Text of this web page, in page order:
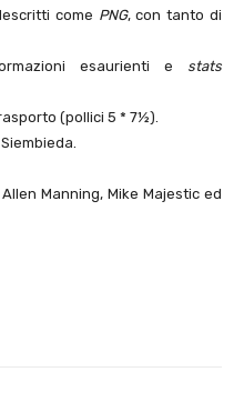
come PNG, con tanto di
esaurienti e stats
(pollici 5 * 7½).
Manning, Mike Majestic ed